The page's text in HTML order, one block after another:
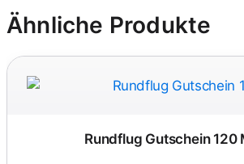
Ähnliche Produkte
Rundflug Gutschein 120